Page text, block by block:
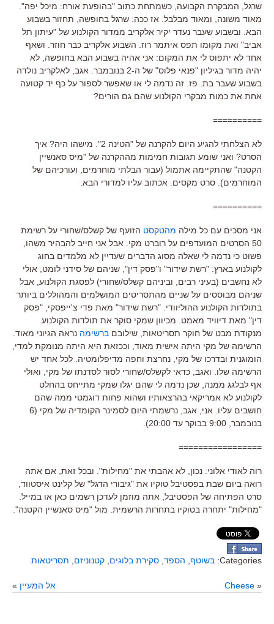
שרגל, המבקרת הקבועה, כשמתחת כתוב "בהופעת אורח: מיכל יפה".
מאוד משונה, ומאוד מבלבל. אז ככה: שרגל בחופשה, תחזור בשבוע
הבא. ובשבוע שעבר נעדר יקיר אלקריב ממדור הקולנוע של "עיתון תל
אביב" ואת מקומו תפס איתמר רוז. השבוע אלקריב כבר חוזר. ושאף
אחד לא יתפוס לי את המקום: אני אהיה בשבוע הבא בחופשה, לא
יהיה מדור בגיליון "פנאי פלוס" של ה-2 בנובמבר. אגב, לאלקריב נולדה
בשבוע שעבר בת. פז. זה נדמה לי או שאפשר לספור על כף יד קטועה
אחת את כמות מבקרי הקולנוע שהם גם הורים?
==========
לא הצלחתי להגיע היום להקרנה של "הטינה 2". מישהו היה? איך
הסרט? ואני שומע תגובות חמימות מההקרנה של "מיס סאנשיין
הקטנה" שהתקיימה אתמול (עבור הבלתי מוחרמים, ועורכיהם של
המוחרמים). סרט מקסים. אכתוב עליו למדורי הבא.
==========
אני מסכים עם כל מילה מהטקסט הזועף של קשלס/שחורי על רשימת
50 הסרטים המועדפים על רוברט מקי. אבל אני חייב להבהיר משהו,
פשוט כי נדמה לי שאלה מסוג הדברים שעדיין לא מלמדים בחוג
לקולנוע בארץ: "רשת שידור" ו"פסק דין", שניהם של סידני לומט, אולי
לא נחשבים (בעיני רבים, וביניהם קשלס/שחורי) לפסגת הקולנוע, אבל
שניהם מבוססים על שניים מהתסריטים המושלמים והמהוללים ביותר
בתולדות הקולנוע ההוליוודי. "רשת שידור" מאת פדי צ'ייפסקי, "פסק
דין" מאת דיוויד מאמט. מכיוון שמקי סוקר את תולדות הקולנוע
מנקודת מבט של חוקר תסריטאות, שילובם ברשימה נראה הגיוני מאוד.
הרשימה של מקי היתה אישית מאוד, וככזאת היא היתה מנומקת למדי,
הומוגנית ובדרכו של מקי, נחרצת וחפה מדיפלומטיה. לכל אחד יש
הרשימה שלו. ואגב, כדאי לקשלס/שחורי לסור לסדנתו של מקי, ואולי
אף לבלגג ממנה, שכן נדמה לי שהם יגלו שמקי מתייחס בהחלט
לקולנוע לא אמריקאי בהרצאותיו ושהוא פחות דוגמטי ממה שהם
חושבים עליו. אני, אגב, נרשמתי היום לסמינר הקומדיה של מקי (6
בנובמבר, 9:00 בבוקר עד 20:00).
=================
רוה לאודי אלוני: נכון, לא אהבתי את "מחילות". ובכל זאת, אם אתה
רואה ביום שבת בפסטיבל טוקיו את "גיבורי הדגל" של קלינט איסטווד,
סרט הפתיחה של הפסטיבל, אתה מוזמן לעדכן רשמים כאן או במייל.
"מחילות" יתחרה בטוקיו בתחרות הרשמית. מול "מיס סאנשיין הקטנה".
Categories: בשוטף הספד סקירת בלוגים קטנוניזם תסריטאות
«
Cheese אל המעיין »